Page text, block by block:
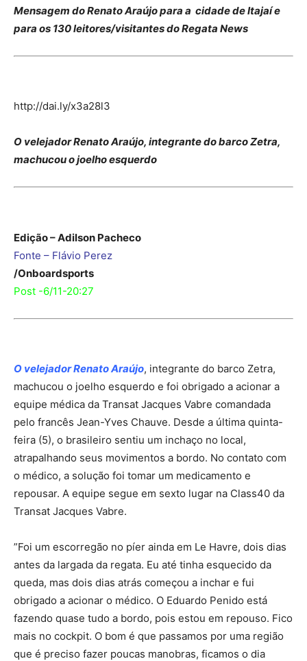
Mensagem do Renato Araújo para a cidade de Itajaí e
para os 130 leitores/visitantes do Regata News
http://dai.ly/x3a28l3
O velejador Renato Araújo, integrante do barco Zetra,
machucou o joelho esquerdo
Edição – Adilson Pacheco
Fonte – Flávio Perez
/Onboardsports
Post -6/11-20:27
O velejador Renato Araújo, integrante do barco Zetra,
machucou o joelho esquerdo e foi obrigado a acionar a
equipe médica da Transat Jacques Vabre comandada
pelo francês Jean-Yves Chauve. Desde a última quinta-
feira (5), o brasileiro sentiu um inchaço no local,
atrapalhando seus movimentos a bordo. No contato com
o médico, a solução foi tomar um medicamento e
repousar. A equipe segue em sexto lugar na Class40 da
Transat Jacques Vabre.
”Foi um escorregão no píer ainda em Le Havre, dois dias
antes da largada da regata. Eu até tinha esquecido da
queda, mas dois dias atrás começou a inchar e fui
obrigado a acionar o médico. O Eduardo Penido está
fazendo quase tudo a bordo, pois estou em repouso. Fico
mais no cockpit. O bom é que passamos por uma região
que é preciso fazer poucas manobras, ficamos o dia